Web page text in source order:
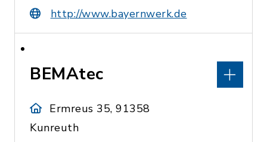
http://www.bayernwerk.de
BEMAtec
Ermreus 35, 91358
Kunreuth